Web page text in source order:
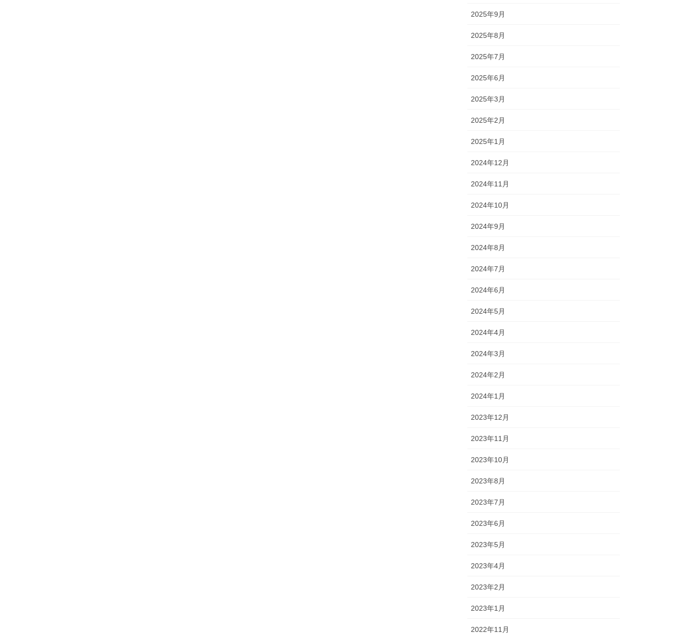
2025年9月
2025年8月
2025年7月
2025年6月
2025年3月
2025年2月
2025年1月
2024年12月
2024年11月
2024年10月
2024年9月
2024年8月
2024年7月
2024年6月
2024年5月
2024年4月
2024年3月
2024年2月
2024年1月
2023年12月
2023年11月
2023年10月
2023年8月
2023年7月
2023年6月
2023年5月
2023年4月
2023年2月
2023年1月
2022年11月